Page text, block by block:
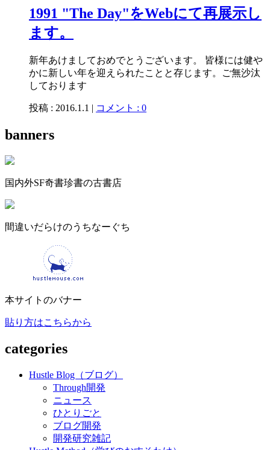
1991 "The Day"をWebにて再展示し
ます。
新年あけましておめでとうございます。 皆様には健や
かに新しい年を迎えられたことと存じます。ご無沙汰
しております
投稿 : 2016.1.1 | コメント : 0
banners
国内外SF奇書珍書の古書店
間違いだらけのうちなーぐち
本サイトのバナー
貼り方はこちらから
categories
Hustle Blog（ブログ）
Through開発
ニュース
ひとりごと
ブログ開発
開発研究雑記